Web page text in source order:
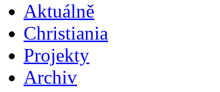
Aktuálně
Christiania
Projekty
Archiv